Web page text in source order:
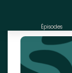
Épisodes